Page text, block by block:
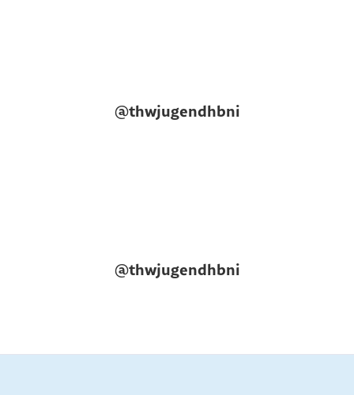
@thwjugendhbni
@thwjugendhbni